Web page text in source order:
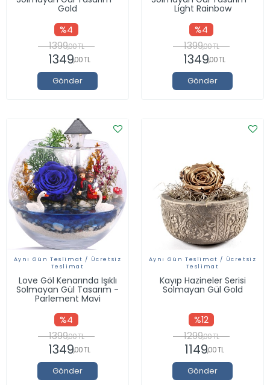
Gold
%4
1399,00 TL
1349,00 TL
Gönder
Light Rainbow
%4
1399,00 TL
1349,00 TL
Gönder
Aynı Gün Teslimat / Ücretsiz
Teslimat
Love Göl Kenarında Işıklı
Solmayan Gül Tasarım -
Parlement Mavi
%4
1399,00 TL
1349,00 TL
Gönder
Aynı Gün Teslimat / Ücretsiz
Teslimat
Kayıp Hazineler Serisi
Solmayan Gül Gold
%12
1299,00 TL
1149,00 TL
Gönder